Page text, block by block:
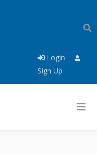
Login
Sign Up